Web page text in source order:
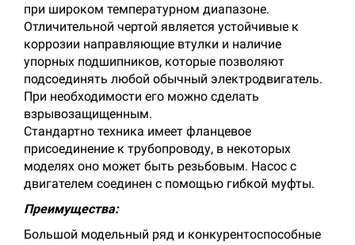
при широком температурном диапазоне.
Отличительной чертой является устойчивые к
коррозии направляющие втулки и наличие
упорных подшипников, которые позволяют
подсоединять любой обычный электродвигатель.
При необходимости его можно сделать
взрывозащищенным.
Стандартно техника имеет фланцевое
присоединение к трубопроводу, в некоторых
моделях оно может быть резьбовым. Насос с
двигателем соединен с помощью гибкой муфты.
Преимущества:
Большой модельный ряд и конкурентоспособные